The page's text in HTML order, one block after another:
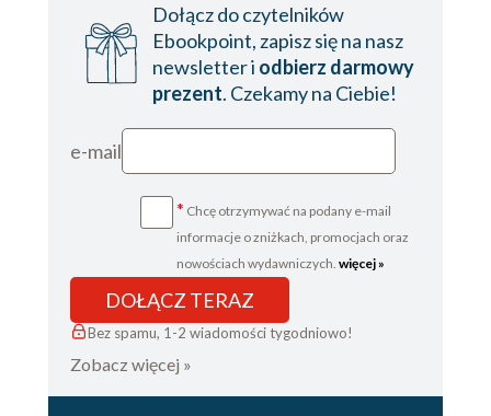
Dołącz do czytelników
Ebookpoint, zapisz się na nasz
newsletter i odbierz darmowy
prezent. Czekamy na Ciebie!
e-mail
* Chcę otrzymywać na podany e-mail
informacje o zniżkach, promocjach oraz
nowościach wydawniczych. więcej »
DOŁĄCZ TERAZ
Bez spamu, 1-2 wiadomości tygodniowo!
Zobacz więcej »